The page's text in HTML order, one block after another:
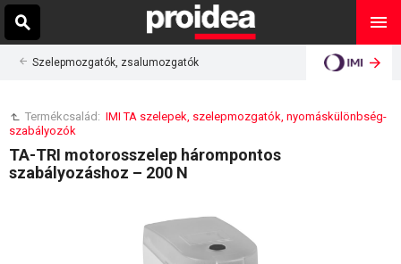
Szelepmozgatók, zsalumozgatók
Termékcsalád: IMI TA szelepek, szelepmozgatók, nyomáskülönbség-
szabályozók
TA-TRI motorosszelep hárompontos
szabályozáshoz – 200 N